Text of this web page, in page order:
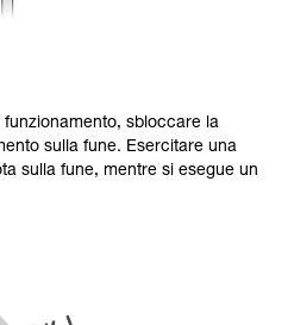
sbloccare la
sulla fune. Esercitare una
sulla fune, mentre si esegue un